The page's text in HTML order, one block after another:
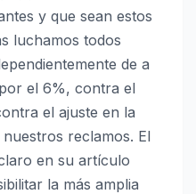
y que sean estos
luchamos todos
de a
el 6%, contra el
el ajuste en la
reclamos. El
en su artículo
la más amplia